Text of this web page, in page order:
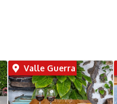
Valle Guerra